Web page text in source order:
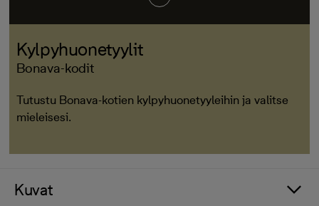
Kylpyhuonetyylit
Bonava-kodit
Tutustu Bonava-kotien kylpyhuonetyyleihin ja valitse
mieleisesi.
Kuvat